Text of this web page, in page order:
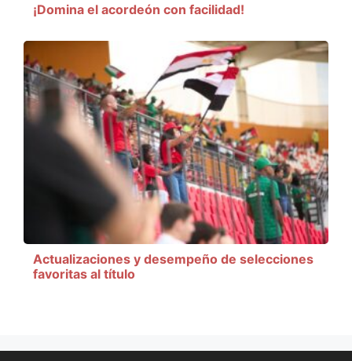
¡Domina el acordeón con facilidad!
Actualizaciones y desempeño de selecciones
favoritas al título